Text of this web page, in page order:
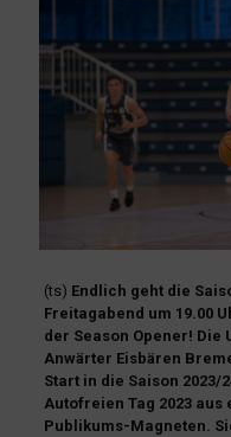
(ts) Endlich geht die
Freitagabend um 19.00
der Season Opener! Die
Anwärter Eisbären
Start in die Saison 2023/
Autofreien Tag 2023
Publikums-Magneten.